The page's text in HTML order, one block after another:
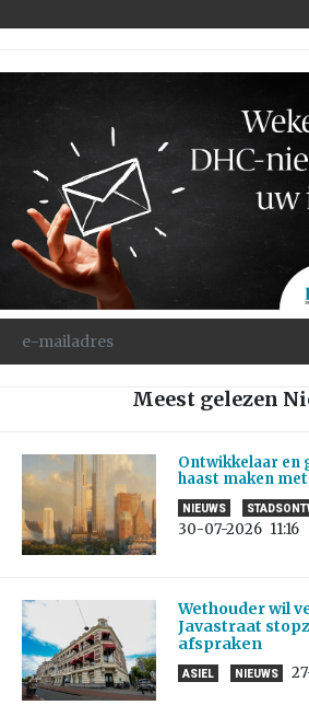
Meest gelezen
Ontwikkelaar en
haast maken
NIEUWS
30-07-2026 11:16
Wethouder wil
Javastraat
afspraken
ASIEL NIEUWS